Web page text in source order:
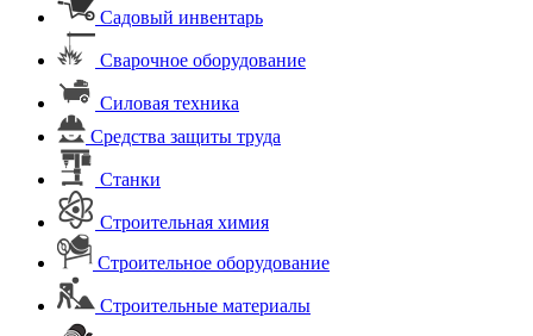
Садовый инвентарь
Сварочное оборудование
Силовая техника
Средства защиты труда
Станки
Строительная химия
Строительное оборудование
Строительные материалы